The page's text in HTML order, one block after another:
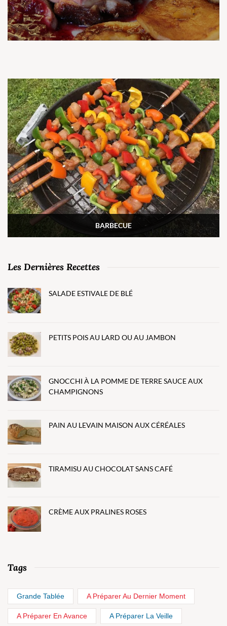
BARBECUE
Les Dernières Recettes
SALADE ESTIVALE DE BLÉ
PETITS POIS AU LARD OU AU JAMBON
GNOCCHI À LA POMME DE TERRE SAUCE AUX
CHAMPIGNONS
PAIN AU LEVAIN MAISON AUX CÉRÉALES
TIRAMISU AU CHOCOLAT SANS CAFÉ
CRÈME AUX PRALINES ROSES
Tags
Grande Tablée A Préparer Au Dernier Moment
A Préparer En Avance A Préparer La Veille